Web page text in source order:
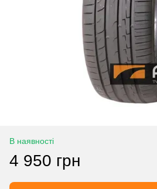
В наявності
4 950 грн